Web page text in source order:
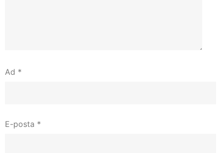
Ad *
E-posta *